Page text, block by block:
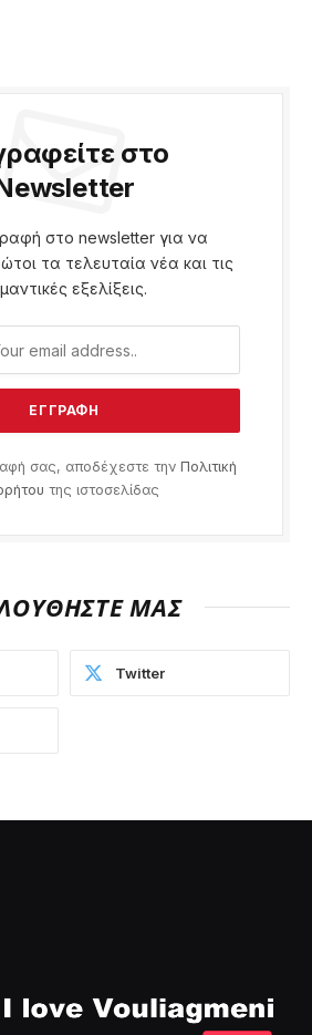
στο
στο newsletter για να
τα τελευταία νέα και τις
εξελίξεις.
σας, αποδέχεστε την Πολιτική
της ιστοσελίδας
ΜΑΣ
Twitter